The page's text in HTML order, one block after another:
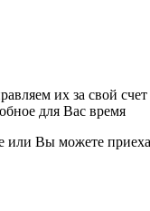
их за свой счет
для Вас время
или Вы можете